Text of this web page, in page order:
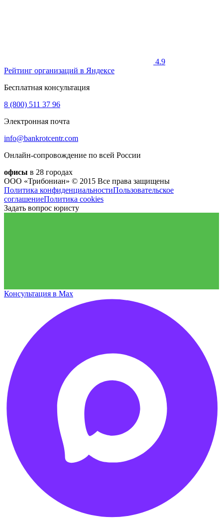
4.9
Рейтинг организаций в Яндексе
Бесплатная консультация
8 (800) 511 37 96
Электронная почта
info@bankrotcentr.com
Онлайн-сопровождение по всей России
офисы в 28 городах
ООО «Трибониан» © 2015 Все права защищены
Политика конфиденциальностиПользовательское
соглашениеПолитика cookies
Задать вопрос юристу
Консультация в Max